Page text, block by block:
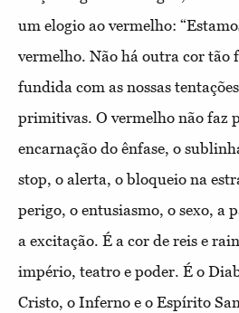
um elogio ao vermelho:
vermelho. Não há outra cor tão
fundida com as nossas
primitivas. O vermelho não faz
encarnação do ênfase, o
stop, o alerta, o bloqueio na
perigo, o entusiasmo, o sexo, a
a excitação. É a cor de reis e
império, teatro e poder. É o
Cristo, o Inferno e o Espírito